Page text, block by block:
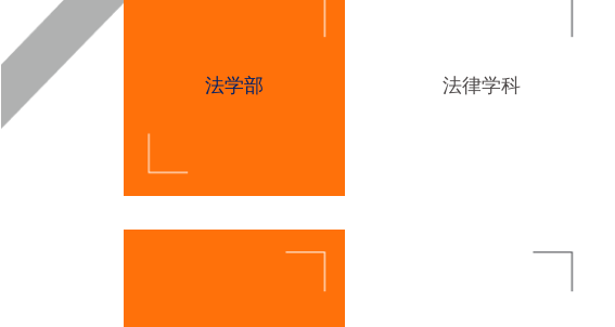
法学部 法律学科